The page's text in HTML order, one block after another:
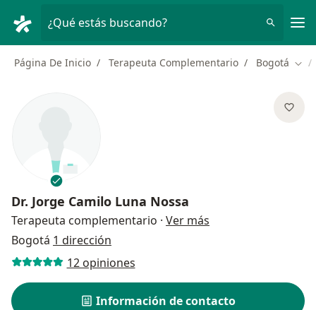
¿Qué estás buscando?
Página De Inicio Terapeuta Complementario Bogotá
Dr. Jorge Camilo Luna Nossa
Terapeuta complementario · Ver más
Bogotá 1 dirección
12 opiniones
Información de contacto